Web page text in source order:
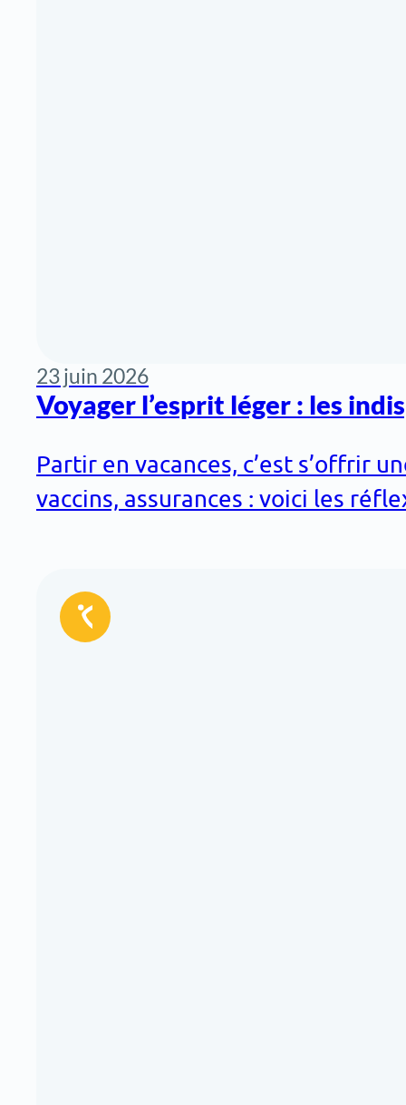
23 juin 2026
Voyager l’esprit léger : les
Partir en vacances, c’est s’offrir
vaccins, assurances : voici les
Réservé